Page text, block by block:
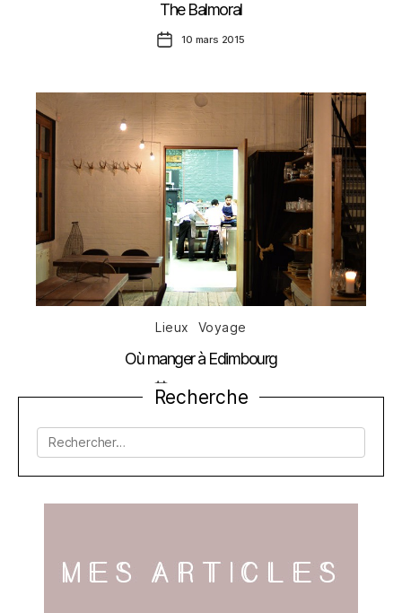
The Balmoral
Date
de
10 mars 2015
Catégories
Lieux Voyage
Où manger à Edimbourg
Date
de
10 février 2015
Recherche
Rechercher :